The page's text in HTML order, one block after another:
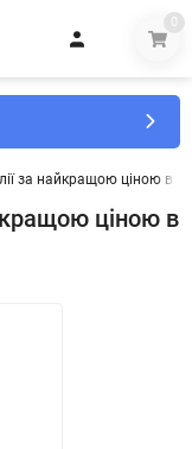
0
за найкращою ціною в
ціною в